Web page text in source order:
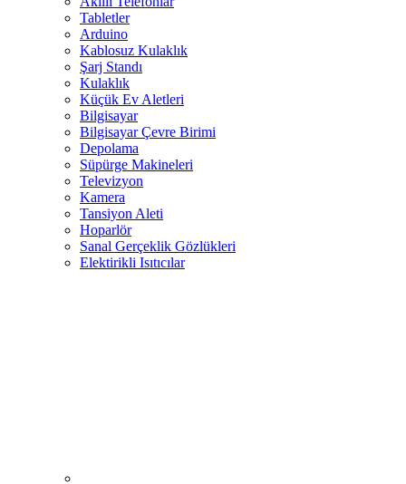
Tabletler
Arduino
Kablosuz Kulaklık
Şarj Standı
Kulaklık
Küçük Ev Aletleri
Bilgisayar
Bilgisayar Çevre Birimi
Depolama
Süpürge Makineleri
Televizyon
Kamera
Tansiyon Aleti
Hoparlör
Sanal Gerçeklik Gözlükleri
Elektirikli Isıtıcılar